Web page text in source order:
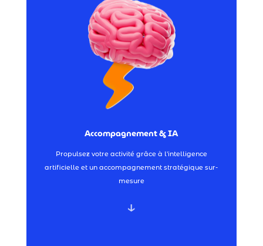
Accompagnement & IA
Propulsez votre activité grâce à l'intelligence
artificielle et un accompagnement stratégique sur-
mesure
↓
Accompagnement & IA
Stratégie IA →
Formations & Coaching →
Stratégie Réseaux Sociaux & IA →
IA-Services →